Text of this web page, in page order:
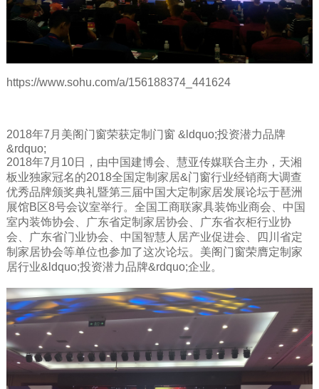
https://www.sohu.com/a/156188374_441624
2018年7月美阁门窗荣获定制门窗 &ldquo;投资潜力品牌
&rdquo;
2018年7月10日，由中国建博会、慧亚传媒联合主办，天湘
板业独家冠名的2018全国定制家居&门窗行业经销商大调查
优秀品牌颁奖典礼暨第三届中国大定制家居发展论坛于琶洲
展馆B区8号会议室举行。全国工商联家具装饰业商会、中国
室内装饰协会、广东省定制家居协会、广东省衣柜行业协
会、广东省门业协会、中国智慧人居产业促进会、四川省定
制家居协会等单位也参加了这次论坛。美阁门窗荣膺定制家
居行业&ldquo;投资潜力品牌&rdquo;企业。